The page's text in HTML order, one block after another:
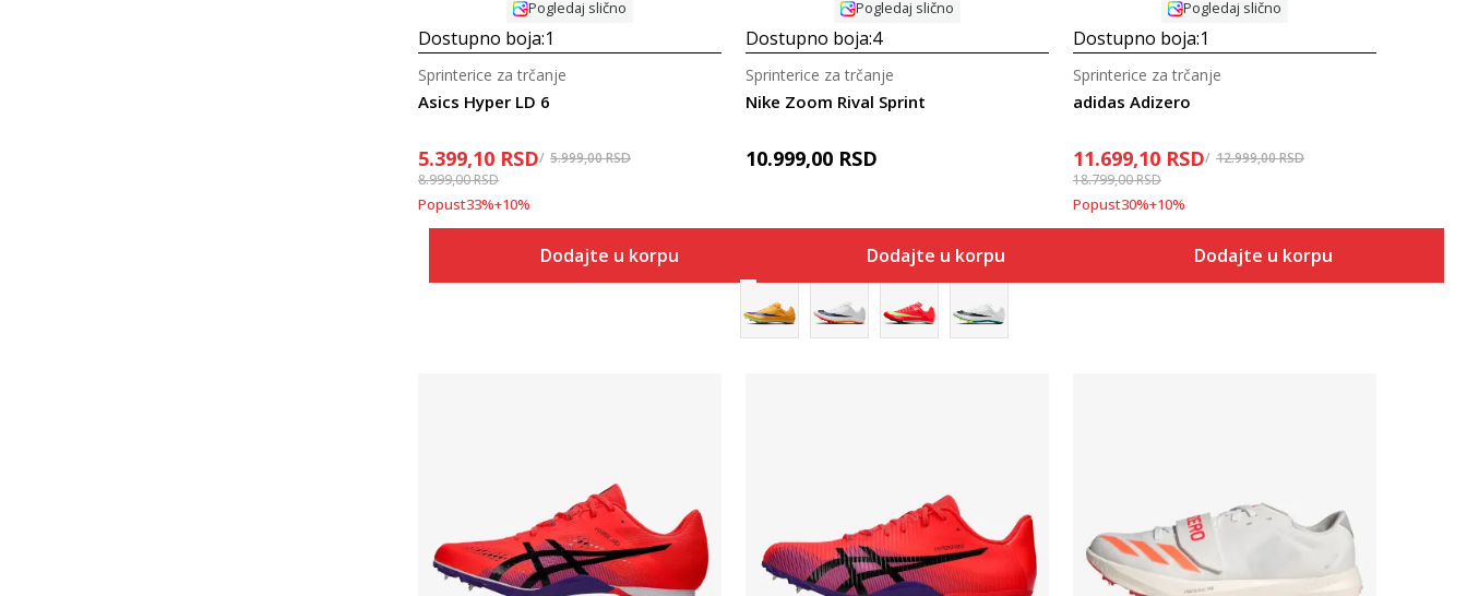
Pogledaj slično
Dostupno boja:1
Asics Hyper LD 6
Sprinterice za trčanje
5.399,10 RSD 5.999,00RSD
8.999,00RSD
Popust33%+10%
Dodajte u korpu
Pogledaj slično
Dostupno boja:4
Nike Zoom Rival Sprint
Sprinterice za trčanje
10.999,00 RSD
Dodajte u korpu
Pogledaj slično
Dostupno boja:1
adidas Adizero
Sprinterice za trčanje
11.699,10 RSD 12.999,00RSD
18.799,00RSD
Popust30%+10%
Dodajte u korpu
Uporedi Uporedi Uporedi